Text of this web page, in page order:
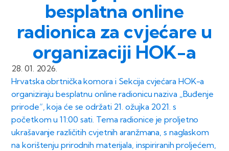
besplatna online
radionica za cvjećare u
organizaciji HOK-a
28. 01. 2026.
Hrvatska obrtnička komora i Sekcija cvjećara HOK-a
organiziraju besplatnu online radionicu naziva „Buđenje
prirode“, koja će se održati 21. ožujka 2021. s
početkom u 11:00 sati. Tema radionice je proljetno
ukrašavanje različitih cvjetnih aranžmana, s naglaskom
na korištenju prirodnih materijala, inspiriranih proljećem,